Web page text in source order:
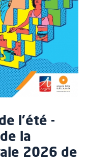
l'été -
la
2026 de